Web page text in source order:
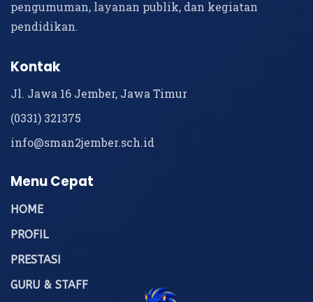
pengumuman, layanan publik, dan kegiatan
pendidikan.
Kontak
Jl. Jawa 16 Jember, Jawa Timur
(0331) 321375
info@sman2jember.sch.id
Menu Cepat
HOME
PROFIL
PRESTASI
GURU & STAFF